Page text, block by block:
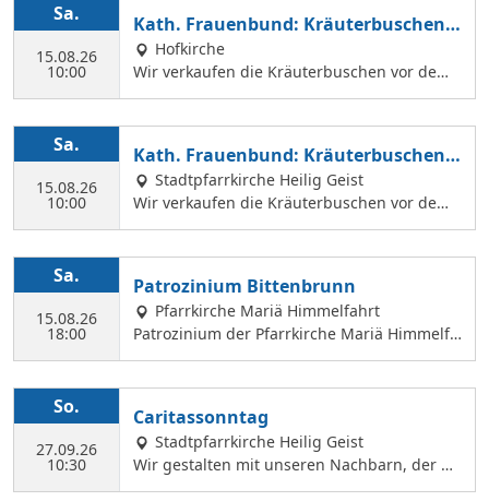
der Hl. Geist Kirche Kräuterbuschen verkauf
en können.
Sa.
15.08.26
10:00
Kath. Frauenbund: Kräuterbuschen V
erkauf
Hofkirche
Wir verkaufen die Kräuterbuschen vor dem
Festgottesdienst in der Hofkirche.
Sa.
15.08.26
10:00
Kath. Frauenbund: Kräuterbuschen V
erkauf
Stadtpfarrkirche Heilig Geist
Wir verkaufen die Kräuterbuschen vor dem
Festgottesdienst in der Hl. Geist Kirche.
Sa.
15.08.26
18:00
Patrozinium Bittenbrunn
Pfarrkirche Mariä Himmelfahrt
Patrozinium der Pfarrkirche Mariä Himmelfa
hrt in Bittenbrunn Um 18:00 Uhr Festgottesd
Gestaltung durch den Kirchenchor Laetare, l
eckere Speisen, Fassbier und Weinbar. Kind
erprogramm Wir freuen uns auf dich!
So.
27.09.26
10:30
Caritassonntag
Stadtpfarrkirche Heilig Geist
Wir gestalten mit unseren Nachbarn, der Ca
ritasstation den Gottesdienst.